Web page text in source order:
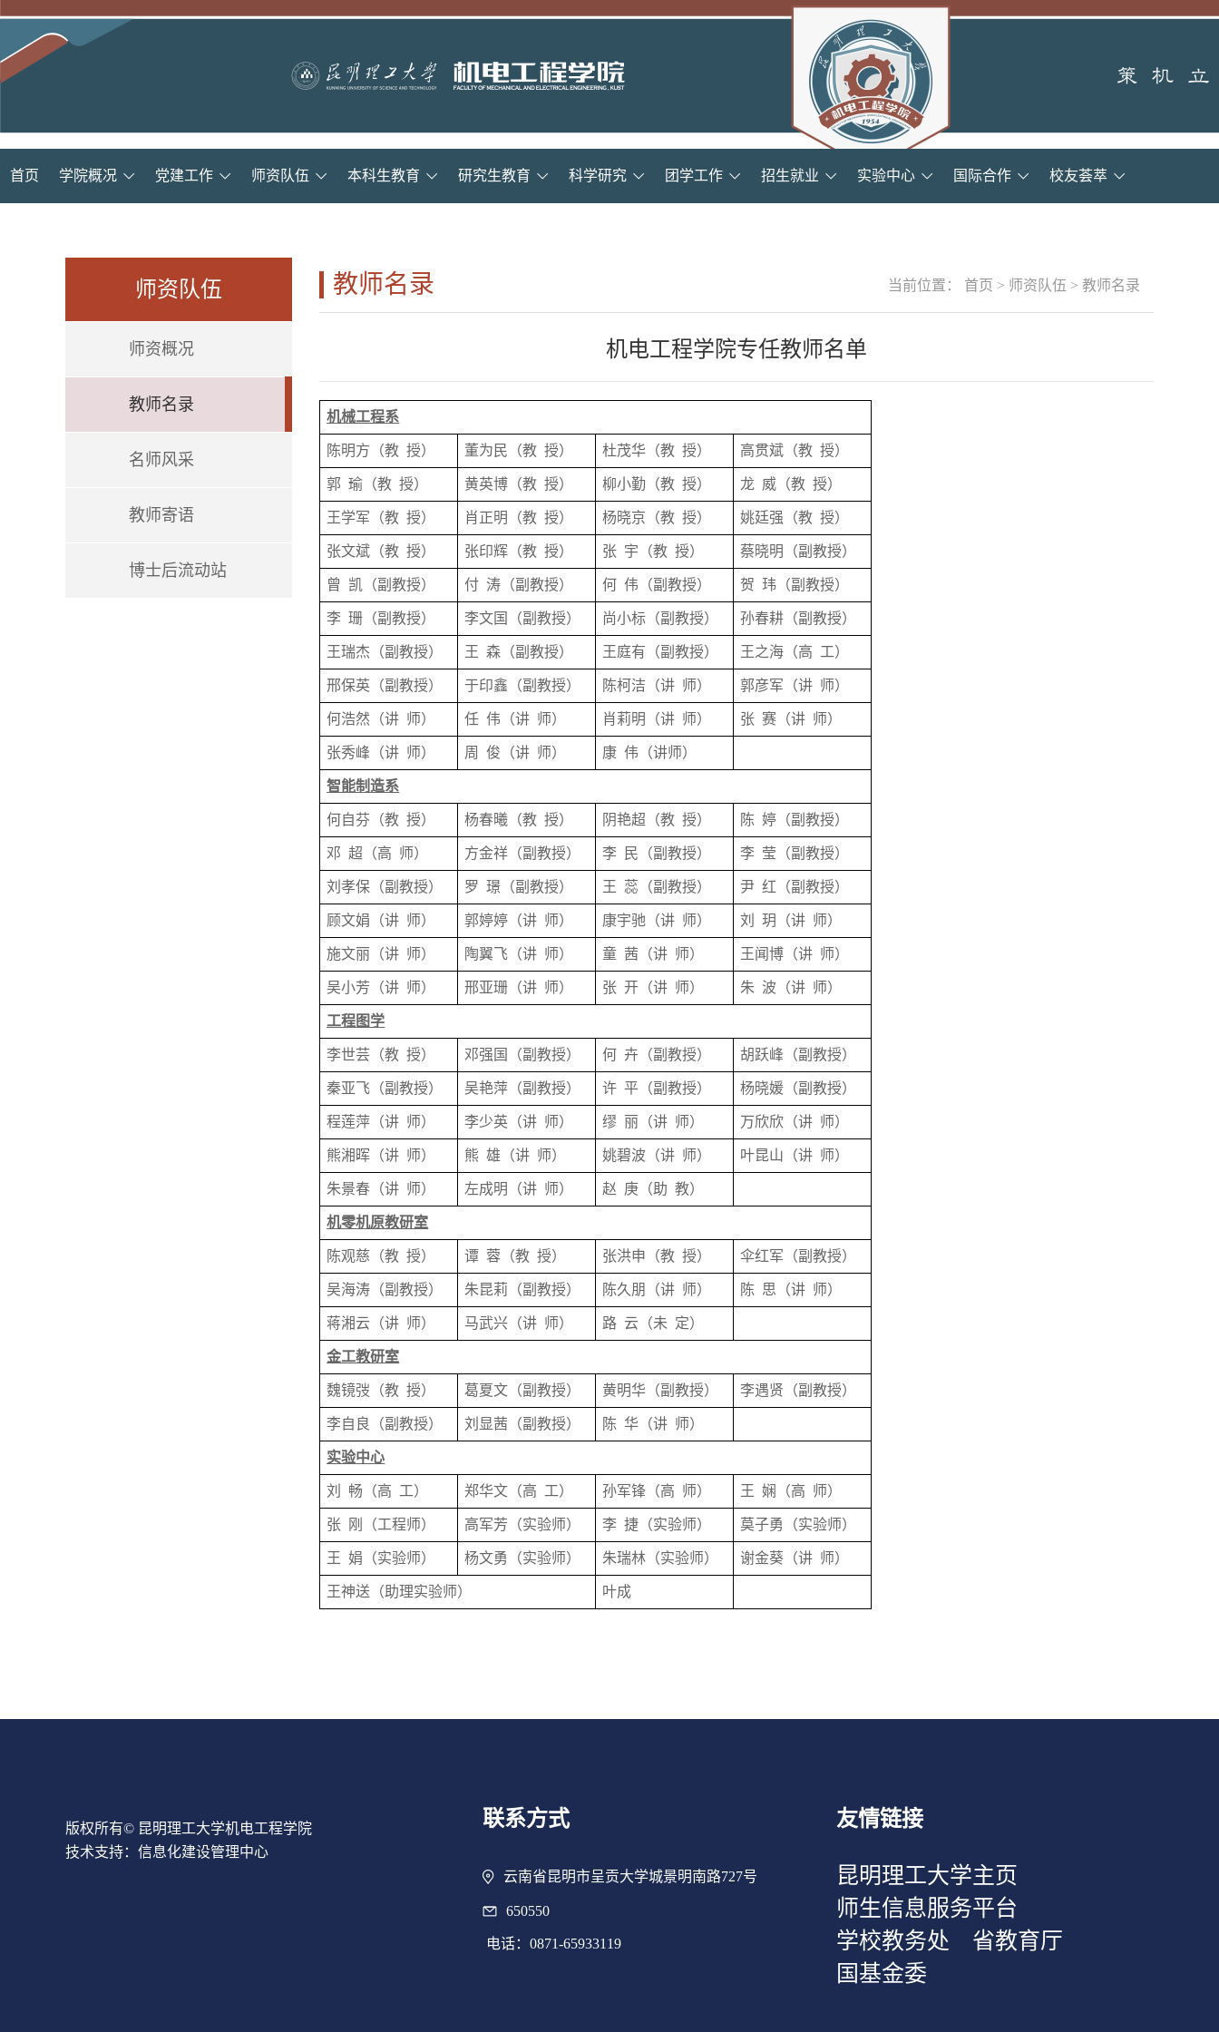
首页 学院概况 党建工作 师资队伍 本科生教育 研究生教育 科学研究 团学工作 招生就业 实验中心 国际合作 校友荟萃
师资队伍
师资概况
教师名录
名师风采
教师寄语
博士后流动站
教师名录 当前位置： 首页 > 师资队伍 > 教师名录
机电工程学院专任教师名单
机械工程系
陈明方 （教 授） 董为民 （教 授） 杜茂华 （教 授） 高贯斌 （教 授）
郭 瑜 （教 授） 黄英博 （教 授） 柳小勤 （教 授） 龙 威 （教 授）
王学军 （教 授） 肖正明 （教 授） 杨晓京 （教 授） 姚廷强 （教 授）
张文斌 （教 授） 张印辉 （教 授） 张 宇 （教 授） 蔡晓明 （副教授）
曾 凯 （副教授） 付 涛 （副教授） 何 伟 （副教授） 贺 玮 （副教授）
李 珊 （副教授） 李文国 （副教授） 尚小标 （副教授） 孙春耕 （副教授）
王瑞杰 （副教授） 王 森 （副教授） 王庭有 （副教授） 王之海（高 工）
邢保英 （副教授） 于印鑫 （副教授） 陈柯洁 （讲 师） 郭彦军 （讲 师）
何浩然 （讲 师） 任 伟 （讲 师） 肖莉明 （讲 师） 张 赛 （讲 师）
张秀峰 （讲 师） 周 俊 （讲 师） 康 伟（讲师）
智能制造系
何自芬 （教 授） 杨春曦 （教 授） 阴艳超 （教 授） 陈 婷 （副教授）
邓 超（高 师） 方金祥 （副教授） 李 民 （副教授） 李 莹 （副教授）
刘孝保 （副教授） 罗 璟 （副教授） 王 蕊 （副教授） 尹 红 （副教授）
顾文娟 （讲 师） 郭婷婷 （讲 师） 康宇驰 （讲 师） 刘 玥 （讲 师）
施文丽 （讲 师） 陶翼飞 （讲 师） 童 茜 （讲 师） 王闻博 （讲 师）
吴小芳 （讲 师） 邢亚珊 （讲 师） 张 开 （讲 师） 朱 波 （讲 师）
工程图学
李世芸 （教 授） 邓强国 （副教授） 何 卉 （副教授） 胡跃峰 （副教授）
秦亚飞 （副教授） 吴艳萍 （副教授） 许 平 （副教授） 杨晓媛 （副教授）
程莲萍 （讲 师） 李少英 （讲 师） 缪 丽 （讲 师） 万欣欣 （讲 师）
熊湘晖 （讲 师） 熊 雄 （讲 师） 姚碧波 （讲 师） 叶昆山 （讲 师）
朱景春 （讲 师） 左成明 （讲 师） 赵 庚 （助 教）
机零机原教研室
陈观慈 （教 授） 谭 蓉 （教 授） 张洪申 （教 授） 伞红军 （副教授）
吴海涛 （副教授） 朱昆莉 （副教授） 陈久朋 （讲 师） 陈 思 （讲 师）
蒋湘云 （讲 师） 马武兴 （讲 师） 路 云 （未 定）
金工教研室
魏镜弢 （教 授） 葛夏文 （副教授） 黄明华 （副教授） 李遇贤 （副教授）
李自良 （副教授） 刘显茜 （副教授） 陈 华 （讲 师）
实验中心
刘 畅（高 工） 郑华文（高 工） 孙军锋（高 师） 王 娴（高 师）
张 刚 （工程师） 高军芳 （实验师） 李 捷 （实验师） 莫子勇 （实验师）
王 娟 （实验师） 杨文勇 （实验师） 朱瑞林 （实验师） 谢金葵 （讲 师）
王神送 （助理实验师） 叶成
版权所有© 昆明理工大学机电工程学院
技术支持：信息化建设管理中心
联系方式
云南省昆明市呈贡大学城景明南路727号
650550
电话：0871-65933119
友情链接
昆明理工大学主页
师生信息服务平台
学校教务处
省教育厅
国基金委